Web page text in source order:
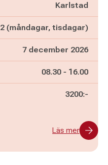
Karlstad
2 (måndagar, tisdagar)
7 december 2026
Pågår mellan
08.30 - och
16.00
3200:-
Läs mer